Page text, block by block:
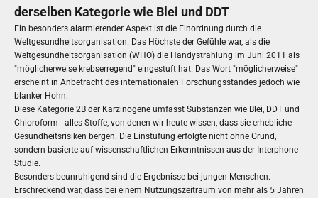
derselben Kategorie wie Blei und DDT
Ein besonders alarmierender Aspekt ist die Einordnung durch die
Weltgesundheitsorganisation. Das Höchste der Gefühle war, als die
Weltgesundheitsorganisation (WHO) die Handystrahlung im Juni 2011 als
"möglicherweise krebserregend" eingestuft hat. Das Wort "möglicherweise"
erscheint in Anbetracht des internationalen Forschungsstandes jedoch wie
blanker Hohn.
Diese Kategorie 2B der Karzinogene umfasst Substanzen wie Blei, DDT und
Chloroform - alles Stoffe, von denen wir heute wissen, dass sie erhebliche
Gesundheitsrisiken bergen. Die Einstufung erfolgte nicht ohne Grund,
sondern basierte auf wissenschaftlichen Erkenntnissen aus der Interphone-
Studie.
Besonders beunruhigend sind die Ergebnisse bei jungen Menschen.
Erschreckend war, dass bei einem Nutzungszeitraum von mehr als 5 Jahren